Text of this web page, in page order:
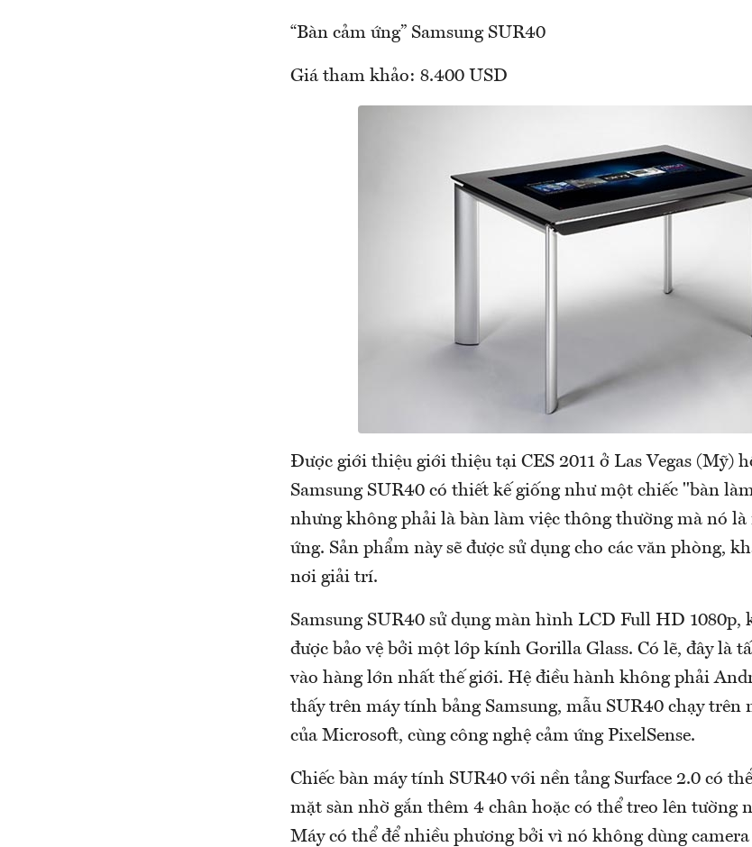
“Bàn cảm ứng” Samsung SUR40
Giá tham khảo: 8.400 USD
Được giới thiệu giới thiệu tại CES 2011 ở Las Vegas (Mỹ)
Samsung SUR40 có thiết kế giống như một chiếc "bàn
nhưng không phải là bàn làm việc thông thường mà nó
ứng. Sản phẩm này sẽ được sử dụng cho các văn phòng,
nơi giải trí.
Samsung SUR40 sử dụng màn hình LCD Full HD 1080p,
được bảo vệ bởi một lớp kính Gorilla Glass. Có lẽ, đây là
vào hàng lớn nhất thế giới. Hệ điều hành không phải
thấy trên máy tính bảng Samsung, mẫu SUR40 chạy trên
của Microsoft, cùng công nghệ cảm ứng PixelSense.
Chiếc bàn máy tính SUR40 với nền tảng Surface 2.0 có
mặt sàn nhờ gắn thêm 4 chân hoặc có thể treo lên tường
Máy có thể để nhiều phương bởi vì nó không dùng